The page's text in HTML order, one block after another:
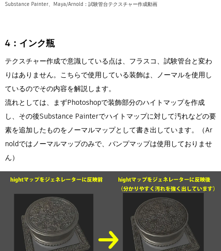
Substance Painter、Maya/Arnold：試験管台テクスチャー作成動画
4：インク瓶
テクスチャー作成で意識している点は、フラスコ、試験管台と変わ
りはありません。こちらで使用している装飾は、ノーマルを使用し
ているのでその内容を解説します。
流れとしては、まずPhotoshopで装飾部分のハイトマップを作成
し、その後Substance Painterでハイトマップに対して汚れなどの要
素を追加したものをノーマルマップとして書き出しています。（Ar
noldではノーマルマップのみで、バンプマップは使用しておりませ
ん）